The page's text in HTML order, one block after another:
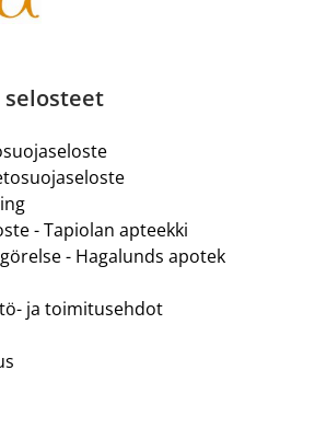
- Tapiolan apteekki
- Hagalunds apotek
ja toimitusehdot